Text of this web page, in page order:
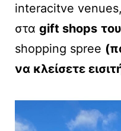
interacitve venues,
στα gift shops
shopping spree
να κλείσετε